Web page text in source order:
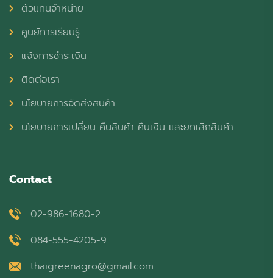
ตัวแทนจำหน่าย
ศูนย์การเรียนรู้
แจ้งการชำระเงิน
ติดต่อเรา
นโยบายการจัดส่งสินค้า
นโยบายการเปลี่ยน คืนสินค้า คืนเงิน และยกเลิกสินค้า
Contact
02-986-1680-2
084-555-4205-9
thaigreenagro@gmail.com